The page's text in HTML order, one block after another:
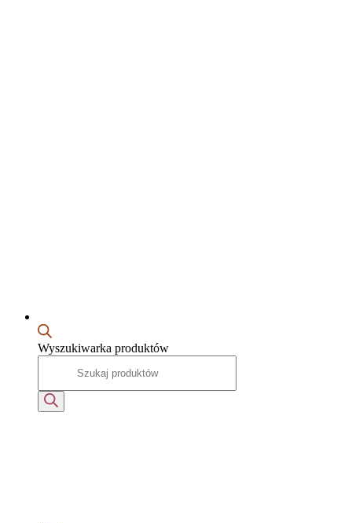
Wyszukiwarka produktów